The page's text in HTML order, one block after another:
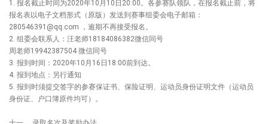
1. 报名截止时间为2020年10月10日20:00。各参赛队领队，在报名截止前，将
报名表以电子文档形式（原版）发送到赛事组委会电子邮箱：
280546391@qq.com ，逾期不再接受报名。
2. 组委会联系人：汪老师18184086382微信同号
周老师19942387504 微信同号
3. 报到时间：2020年10月16日18:00前到达。
4. 报到地点：另行通知
5. 报到时须提交签字的参赛保证书、保险证明、运动员身份证明文件（运动员
身份证、户口簿原件均可）。